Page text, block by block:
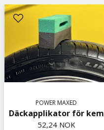
POWER MAXED
Däckapplikator för kem
52,24 NOK